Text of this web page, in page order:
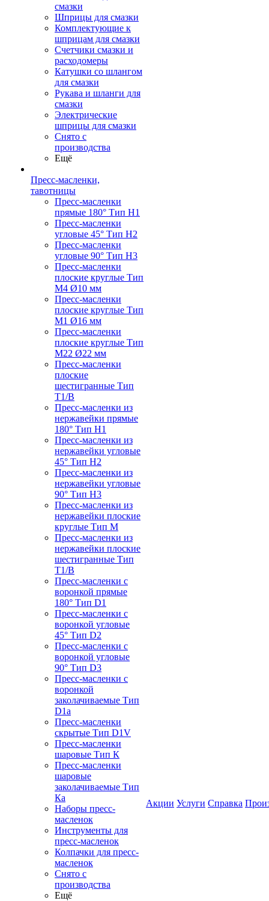
смазки
Шприцы для смазки
Комплектующие к
шприцам для смазки
Счетчики смазки и
расходомеры
Катушки со шлангом
для смазки
Рукава и шланги для
смазки
Электрические
шприцы для смазки
Снято с
производства
Ещё
Пресс-масленки,
тавотницы
Пресс-масленки
прямые 180° Тип H1
Пресс-масленки
угловые 45° Тип H2
Пресс-масленки
угловые 90° Тип H3
Пресс-масленки
плоские круглые Тип
M4 Ø10 мм
Пресс-масленки
плоские круглые Тип
M1 Ø16 мм
Пресс-масленки
плоские круглые Тип
M22 Ø22 мм
Пресс-масленки
плоские
шестигранные Тип
T1/B
Пресс-масленки из
нержавейки прямые
180° Тип H1
Пресс-масленки из
нержавейки угловые
45° Тип H2
Пресс-масленки из
нержавейки угловые
90° Тип H3
Пресс-масленки из
нержавейки плоские
круглые Тип M
Пресс-масленки из
нержавейки плоские
шестигранные Тип
T1/B
Пресс-масленки с
воронкой прямые
180° Тип D1
Пресс-масленки с
воронкой угловые
45° Тип D2
Пресс-масленки с
воронкой угловые
90° Тип D3
Пресс-масленки с
воронкой
заколачиваемые Тип
D1a
Пресс-масленки
скрытые Тип D1V
Пресс-масленки
шаровые Тип К
Пресс-масленки
шаровые
заколачиваемые Тип
Кa
Наборы пресс-
масленок
Инструменты для
пресс-масленок
Колпачки для пресс-
масленок
Снято с
производства
Ещё
Акции Услуги Справка